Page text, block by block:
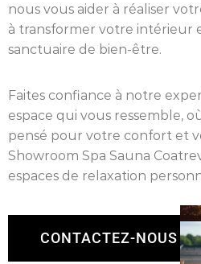
nous vous aider à réaliser
à transformer votre intérieur
sanctuaire de bien-être.
Faites confiance à notre
espace qui vous ressemble,
pensé pour votre confort et
Showroom Spa Sauna
espaces de relaxation
CONTACTEZ-NOUS